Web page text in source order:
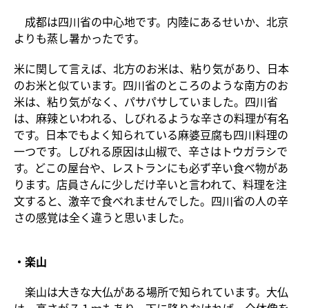
成都は四川省の中心地です。内陸にあるせいか、北京
よりも蒸し暑かったです。
米に関して言えば、北方のお米は、粘り気があり、日本
のお米と似ています。四川省のところのような南方のお
米は、粘り気がなく、パサパサしていました。四川省
は、麻辣といわれる、しびれるような辛さの料理が有名
です。日本でもよく知られている麻婆豆腐も四川料理の
一つです。しびれる原因は山椒で、辛さはトウガラシで
す。どこの屋台や、レストランにも必ず辛い食べ物があ
ります。店員さんに少しだけ辛いと言われて、料理を注
文すると、激辛で食べれませんでした。四川省の人の辛
さの感覚は全く違うと思いました。
・楽山
楽山は大きな大仏がある場所で知られています。大仏